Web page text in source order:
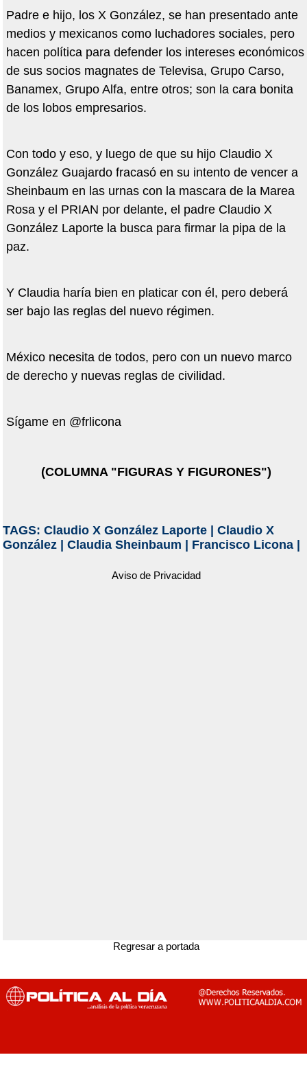
Padre e hijo, los X González, se han presentado ante
medios y mexicanos como luchadores sociales, pero
hacen política para defender los intereses económicos
de sus socios magnates de Televisa, Grupo Carso,
Banamex, Grupo Alfa, entre otros; son la cara bonita
de los lobos empresarios.
Con todo y eso, y luego de que su hijo Claudio X
González Guajardo fracasó en su intento de vencer a
Sheinbaum en las urnas con la mascara de la Marea
Rosa y el PRIAN por delante, el padre Claudio X
González Laporte la busca para firmar la pipa de la
paz.
Y Claudia haría bien en platicar con él, pero deberá
ser bajo las reglas del nuevo régimen.
México necesita de todos, pero con un nuevo marco
de derecho y nuevas reglas de civilidad.
Sígame en @frlicona
(COLUMNA "FIGURAS Y FIGURONES")
TAGS: Claudio X González Laporte| Claudio X
González| Claudia Sheinbaum Francisco Licona|
Aviso de Privacidad
Regresar a portada